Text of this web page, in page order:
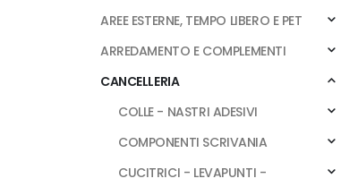
AREE ESTERNE, TEMPO LIBERO E PET
ARREDAMENTO E COMPLEMENTI
CANCELLERIA
COLLE - NASTRI ADESIVI
COMPONENTI SCRIVANIA
CUCITRICI - LEVAPUNTI -